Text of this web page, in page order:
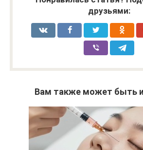
друзьями:
Вам также может быть